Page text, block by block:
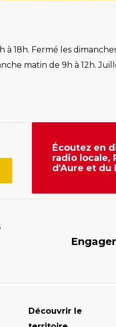
18h. Fermé les
matin de 9h à 12h.
Écoutez en
radio locale,
d'Aure et du
Découvrir le